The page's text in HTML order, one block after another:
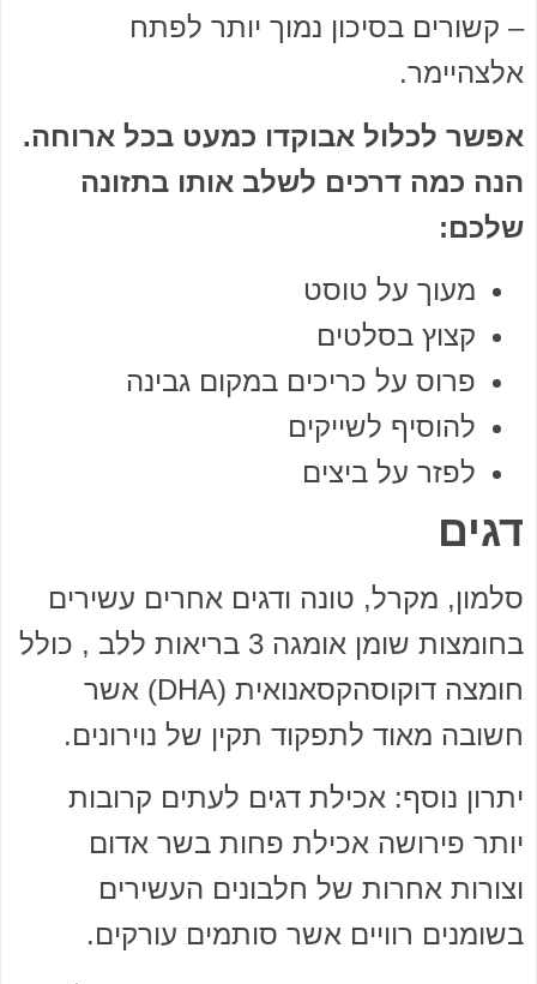
– קשורים בסיכון נמוך יותר לפתח
אלצהיימר.
אפשר לכלול אבוקדו כמעט בכל ארוחה.
הנה כמה דרכים לשלב אותו בתזונה
שלכם:
מעוך על טוסט
קצוץ בסלטים
פרוס על כריכים במקום גבינה
להוסיף לשייקים
לפזר על ביצים
דגים
סלמון, מקרל, טונה ודגים אחרים עשירים
בחומצות שומן אומגה 3 בריאות ללב , כולל
חומצה דוקוסהקסאנואית (DHA) אשר
חשובה מאוד לתפקוד תקין של נוירונים.
יתרון נוסף: אכילת דגים לעתים קרובות
יותר פירושה אכילת פחות בשר אדום
וצורות אחרות של חלבונים העשירים
בשומנים רוויים אשר סותמים עורקים.